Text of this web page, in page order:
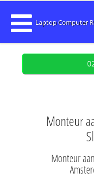
Laptop Computer
Monteur
Monteur